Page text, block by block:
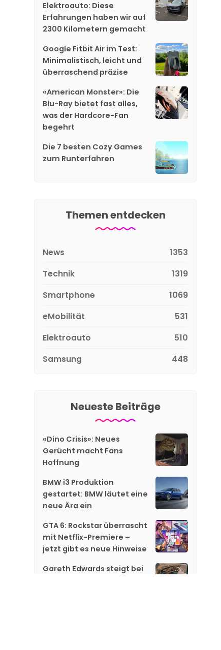
Elektroauto: Diese
Erfahrungen haben wir auf
2300 Kilometern gemacht
Google Fitbit Air im Test:
Minimalistisch, leicht und
überraschend präzise
«American Monster»: Die
Blu-Ray bietet fast alles,
was der Hardcore-Fan
begehrt
Die 7 besten Cozy Games
zum Runterfahren
Themen entdecken
News
1353
Technik
1319
Smartphone
1069
eMobilität
531
Elektroauto
510
Samsung
448
Neueste Beiträge
«Dino Crisis»: Neues
Gerücht macht Fans
Hoffnung
BMW i3 Produktion
gestartet: BMW läutet eine
neue Ära ein
GTA 6: Rockstar überrascht
mit Netflix-Premiere –
jetzt gibt es neue Hinweise
Gareth Edwards steigt bei